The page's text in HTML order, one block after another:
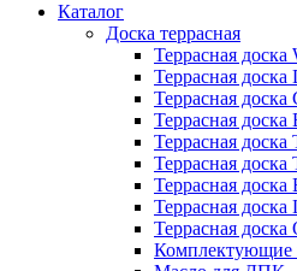
Каталог
Доска террасная
Террасная
Террасная доска
Террасная
Террасная доска
Террасная доска
Террасная доска
Террасная доска
Террасная доска
Террасная доска
Комплектующие